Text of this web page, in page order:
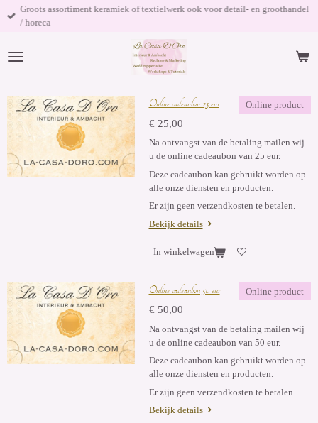
Ga
direct
de
Groots assortiment keramiek of textielwerk ook voor detail- en groothandel
/ horeca
Online product
Online cadeaubon 25 eur
€ 25,00
Na ontvangst van de betaling mailen wij
u de online cadeaubon van 25 eur.
Deze cadeaubon kan gebruikt worden op
alle onze diensten en producten.
Er zijn geen verzendkosten te betalen.
Bekijk details
In winkelwagen
Online product
Online cadeaubon 50 eur
€ 50,00
Na ontvangst van de betaling mailen wij
u de online cadeaubon van 50 eur.
Deze cadeaubon kan gebruikt worden op
alle onze diensten en producten.
Er zijn geen verzendkosten te betalen.
Bekijk details